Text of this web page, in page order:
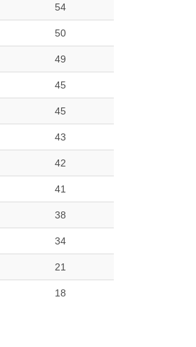
54
50
49
45
45
43
42
41
38
34
21
18